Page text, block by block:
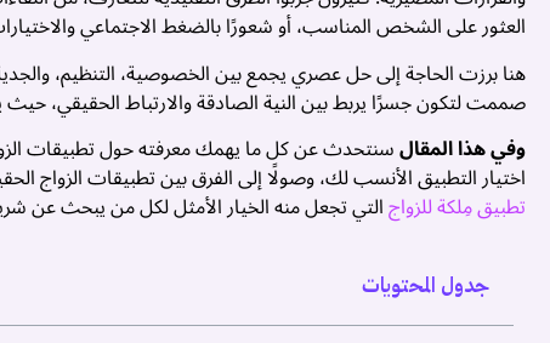
العثور على الشخص المناسب، أو شعورًا بالضغط الاجتماعي
هنا برزت الحاجة إلى حل عصري يجمع بين الخصوصية، التنظيم،
صممت لتكون جسرًا يربط بين النية الصادقة والارتباط الحقيقي،
وفي هذا المقالسنتحدث عن كل ما يهمك معرفته حول تطبيقات الزواج،
اختيار التطبيق الأنسب لك، وصولًا إلى الفرق بين تطبيقات الزواج
تطبيق مِلكة للزواجالتي تجعل منه الخيار الأمثل لكل من يبحث عن
جدول المحتويات